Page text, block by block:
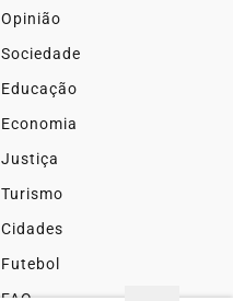
Opinião
Sociedade
Educação
Economia
Justiça
Turismo
Cidades
Futebol